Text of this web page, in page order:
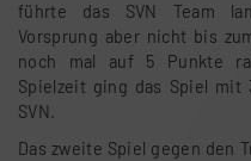
führte das SVN Team
Vorsprung aber nicht bis
noch mal auf 5 Punkte
Spielzeit ging das Spiel mit
SVN.
Das zweite Spiel gegen den